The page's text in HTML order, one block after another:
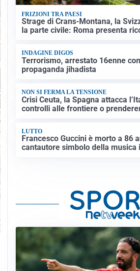
FRIZIONI TRA PAESI
Strage di Crans-Montana, la
la parte civile: Roma presenta
INDAGINE DIGOS
Terrorismo, arrestato 16enne
propaganda jihadista
NON SI FERMA LA TENSIONE
Crisi Ceuta, la Spagna attacca
controlli alle frontiere o
LUTTO
Francesco Guccini è morto a 86
cantautore simbolo della musica